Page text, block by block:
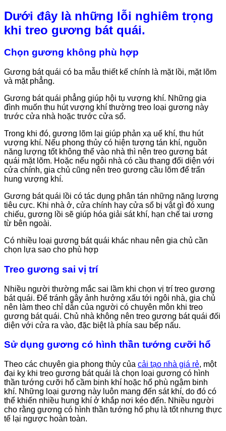
Dưới đây là những lỗi nghiêm trọng
khi treo gương bát quái.
Chọn gương không phù hợp
Gương bát quái có ba mẫu thiết kế chính là mặt lồi, mặt lõm
và mặt phẳng.
Gương bát quái phẳng giúp hội tụ vượng khí. Những gia
đình muốn thu hút vượng khí thường treo loại gương này
trước cửa nhà hoặc trước cửa sổ.
Trong khi đó, gương lõm lại giúp phản xạ uế khí, thu hút
vượng khí. Nếu phong thủy có hiện tượng tán khí, nguồn
năng lượng tốt không thể vào nhà thì nên treo gương bát
quái mặt lõm. Hoặc nếu ngôi nhà có cầu thang đối diện với
cửa chính, gia chủ cũng nên treo gương cầu lõm để trấn
hung vượng khí.
Gương bát quái lồi có tác dụng phân tán những năng lượng
tiêu cực. Khi nhà ở, cửa chính hay cửa sổ bị vật gì đó xung
chiếu, gương lồi sẽ giúp hóa giải sát khí, hạn chế tai ương
từ bên ngoài.
Có nhiều loại gương bát quái khác nhau nên gia chủ cần
chọn lựa sao cho phù hợp
Treo gương sai vị trí
Nhiều người thường mắc sai lầm khi chọn vị trí treo gương
bát quái. Để tránh gây ảnh hưởng xấu tới ngôi nhà, gia chủ
nên làm theo chỉ dẫn của người có chuyên môn khi treo
gương bát quái. Chủ nhà không nên treo gương bát quái đối
diện với cửa ra vào, đặc biệt là phía sau bếp nấu.
Sử dụng gương có hình thần tướng cưỡi hổ
Theo các chuyên gia phong thủy của cải tạo nhà giá rẻ, một
đại kỵ khi treo gương bát quái là chọn loại gương có hình
thần tướng cưỡi hổ cầm binh khí hoặc hổ phù ngậm binh
khí. Những loại gương này luôn mang đến sát khí, do đó có
thể khiến nhiều hung khí ở khắp nơi kéo đến. Nhiều người
cho rằng gương có hình thần tướng hổ phụ là tốt nhưng thực
tế lại ngược hoàn toàn.